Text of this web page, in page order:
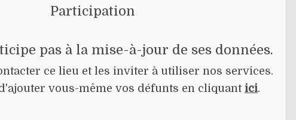
Participation
pas à la mise-à-jour de ses données.
ce lieu et les inviter à utiliser nos services.
vous-même vos défunts en cliquant ici.